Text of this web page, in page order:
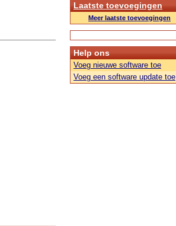
Laatste toevoegingen
Meer laatste toevoegingen
Help ons
Voeg nieuwe software toe
Voeg een software update toe